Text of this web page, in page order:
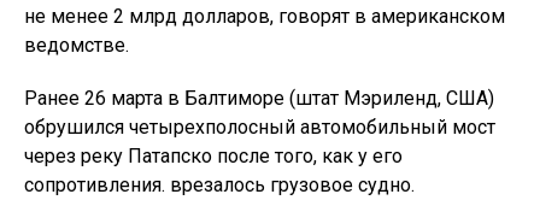
не менее 2 млрд долларов, говорят в американском
ведомстве.
Ранее 26 марта в Балтиморе (штат Мэриленд, США)
обрушился четырехполосный автомобильный мост
через реку Патапско после того, как у его
сопротивления. врезалось грузовое судно.